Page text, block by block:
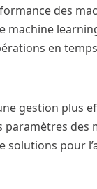
des
en
gestion plus
pour